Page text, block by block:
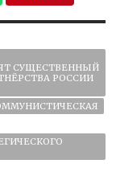
СУЩЕСТВЕННЫЙ
РОССИИ